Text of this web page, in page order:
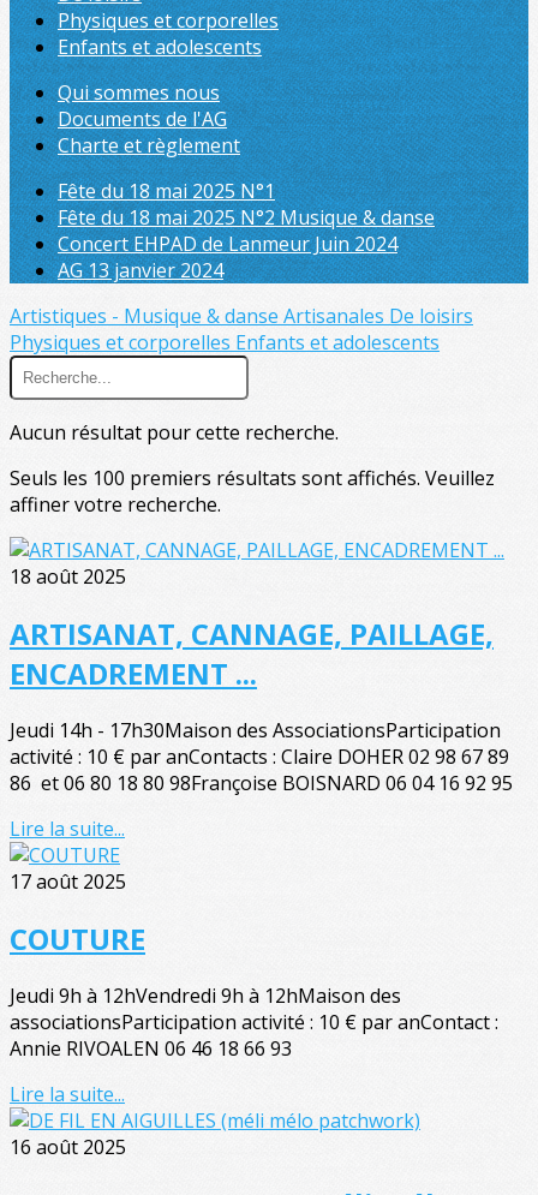
Physiques et corporelles
Enfants et adolescents
Qui sommes nous
Documents de l'AG
Charte et règlement
Fête du 18 mai 2025 N°1
Fête du 18 mai 2025 N°2 Musique & danse
Concert EHPAD de Lanmeur Juin 2024
AG 13 janvier 2024
Artistiques - Musique & danse Artisanales De loisirs
Physiques et corporelles Enfants et adolescents
Aucun résultat pour cette recherche.
Seuls les 100 premiers résultats sont affichés. Veuillez
affiner votre recherche.
18 août 2025
ARTISANAT, CANNAGE, PAILLAGE,
ENCADREMENT ...
Jeudi 14h - 17h30Maison des AssociationsParticipation
activité : 10 € par anContacts : Claire DOHER 02 98 67 89
86 et 06 80 18 80 98Françoise BOISNARD 06 04 16 92 95
Lire la suite...
17 août 2025
COUTURE
Jeudi 9h à 12hVendredi 9h à 12hMaison des
associationsParticipation activité : 10 € par anContact :
Annie RIVOALEN 06 46 18 66 93
Lire la suite...
16 août 2025